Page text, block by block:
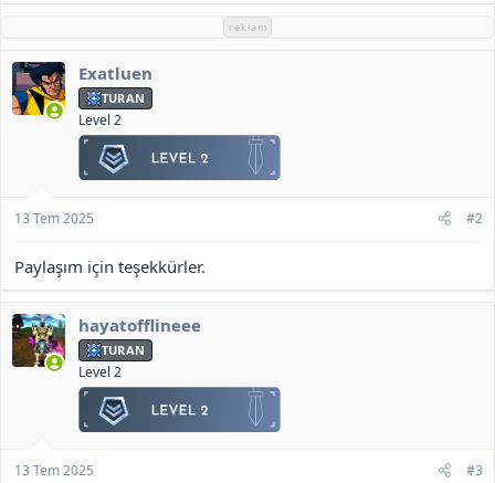
p
l
e
r
:
reklam
Exatluen
TURAN
Level 2
13 Tem 2025 #2
Paylaşım için teşekkürler.
hayatofflineee
TURAN
Level 2
13 Tem 2025 #3